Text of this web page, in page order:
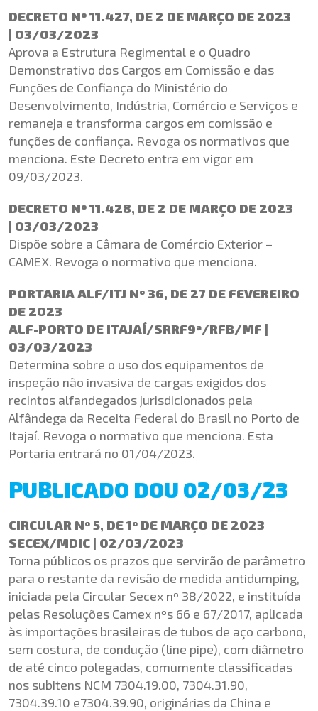
DECRETO Nº 11.427, DE 2 DE MARÇO DE 2023
| 03/03/2023
Aprova a Estrutura Regimental e o Quadro
Demonstrativo dos Cargos em Comissão e das
Funções de Confiança do Ministério do
Desenvolvimento, Indústria, Comércio e Serviços e
remaneja e transforma cargos em comissão e
funções de confiança. Revoga os normativos que
menciona. Este Decreto entra em vigor em
09/03/2023.
DECRETO Nº 11.428, DE 2 DE MARÇO DE 2023
| 03/03/2023
Dispõe sobre a Câmara de Comércio Exterior –
CAMEX. Revoga o normativo que menciona.
PORTARIA ALF/ITJ Nº 36, DE 27 DE FEVEREIRO
DE 2023
ALF-PORTO DE ITAJAÍ/SRRF9ª/RFB/MF |
03/03/2023
Determina sobre o uso dos equipamentos de
inspeção não invasiva de cargas exigidos dos
recintos alfandegados jurisdicionados pela
Alfândega da Receita Federal do Brasil no Porto de
Itajaí. Revoga o normativo que menciona. Esta
Portaria entrará no 01/04/2023.
PUBLICADO DOU 02/03/23
CIRCULAR Nº 5, DE 1º DE MARÇO DE 2023
SECEX/MDIC | 02/03/2023
Torna públicos os prazos que servirão de parâmetro
para o restante da revisão de medida antidumping,
iniciada pela Circular Secex nº 38/2022, e instituída
pelas Resoluções Camex nºs 66 e 67/2017, aplicada
às importações brasileiras de tubos de aço carbono,
sem costura, de condução (line pipe), com diâmetro
de até cinco polegadas, comumente classificadas
nos subitens NCM 7304.19.00, 7304.31.90,
7304.39.10 e7304.39.90, originárias da China e